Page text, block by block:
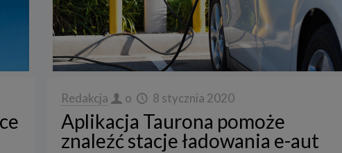
Redakcja o 8 stycznia 2020
Aplikacja Taurona pomoże
znaleźć stacje ładowania e-aut
danych
dane, które użytkownicy podają lub udostępniają w historii przeglądania
w ramach korzystania z naszych usług (wraz ze zautomatyzowaną analizą
użytkownika na stronie).
z usługi newslettera, tj. imię, nazwisko, adres e-mail.
przetwarzania danych
będą przetwarzane do celu: